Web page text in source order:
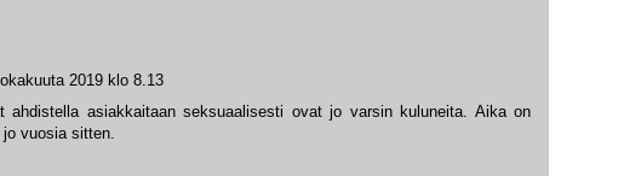
2019 klo 8.13
ahdistella asiakkaitaan seksuaalisesti ovat jo varsin kuluneita. Aika on
vuosia sitten.